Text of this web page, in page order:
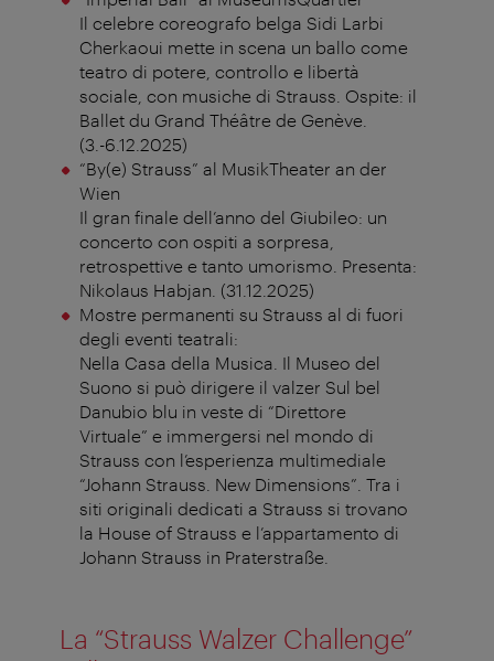
Il celebre coreografo belga Sidi Larbi
Cherkaoui mette in scena un ballo come
teatro di potere, controllo e libertà
sociale, con musiche di Strauss. Ospite: il
Ballet du Grand Théâtre de Genève.
(3.-6.12.2025)
“By(e) Strauss” al MusikTheater an der
Wien
Il gran finale dell’anno del Giubileo: un
concerto con ospiti a sorpresa,
retrospettive e tanto umorismo. Presenta:
Nikolaus Habjan. (31.12.2025)
Mostre permanenti su Strauss al di fuori
degli eventi teatrali:
Nella Casa della Musica. Il Museo del
Suono si può dirigere il valzer Sul bel
Danubio blu in veste di “Direttore
Virtuale” e immergersi nel mondo di
Strauss con l’esperienza multimediale
“Johann Strauss. New Dimensions”. Tra i
siti originali dedicati a Strauss si trovano
la House of Strauss e l’appartamento di
Johann Strauss in Praterstraße.
La “Strauss Walzer Challenge”